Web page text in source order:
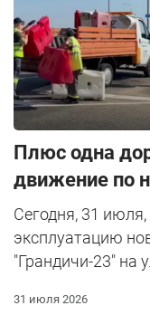
Плюс одна
движение по
Сегодня, 31
эксплуатацию
"Грандичи-23" на
31 июля 2026